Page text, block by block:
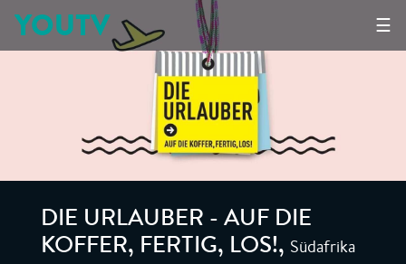
☰
YOUTV
DIE URLAUBER - AUF DIE
KOFFER, FERTIG, LOS!, Südafrika